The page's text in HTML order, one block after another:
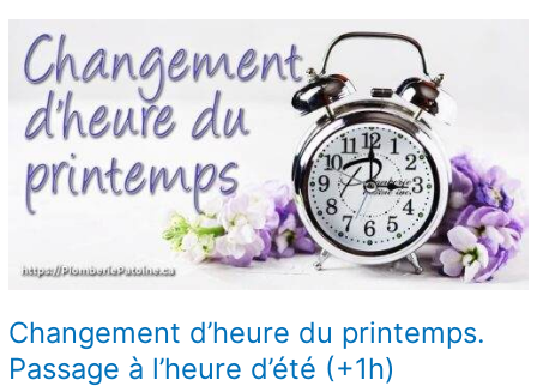
Changement d’heure du printemps.
Passage à l’heure d’été (+1h)
Changement
d’heure
du
printemps.
Passage
l’heure
d’été